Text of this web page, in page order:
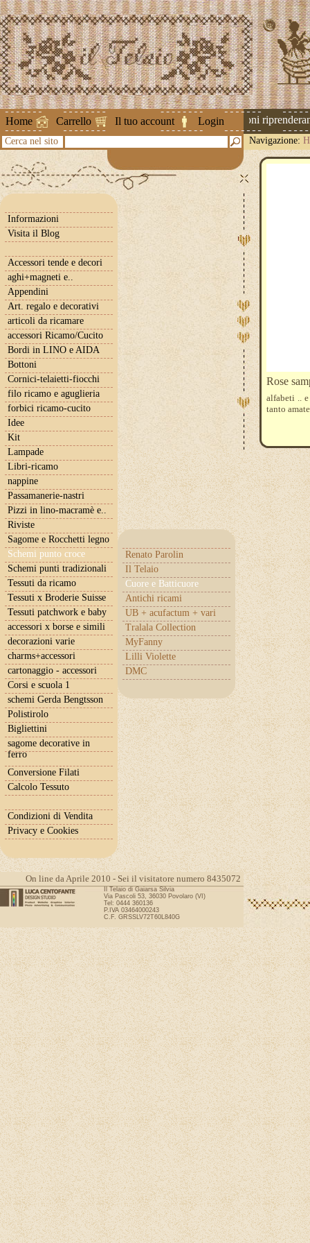
Home Carrello Il tuo account Login
Attenzione ! Le spedizioni
Cerca nel sito Navigazione:
Informazioni
Visita il Blog
Accessori tende e decori
aghi+magneti e..
Appendini
Art. regalo e decorativi
articoli da ricamare
accessori Ricamo/Cucito
Bordi in LINO e AIDA
Bottoni
Cornici-telaietti-fiocchi
filo ricamo e aguglieria
forbici ricamo-cucito
Idee
Kit
Lampade
Libri-ricamo
nappine
Passamanerie-nastri
Pizzi in lino-macramè e..
Riviste
Sagome e Rocchetti legno
Schemi punto croce
Renato Parolin
Il Telaio
Cuore e Batticuore
Antichi ricami
UB + acufactum + vari
Tralala Collection
MyFanny
Lilli Violette
DMC
Schemi punti tradizionali
Tessuti da ricamo
Tessuti x Broderie Suisse
Tessuti patchwork e baby
accessori x borse e simili
decorazioni varie
charms+accessori
cartonaggio - accessori
Corsi e scuola 1
schemi Gerda Bengtsson
Polistirolo
Bigliettini
sagome decorative in
ferro
Conversione Filati
Calcolo Tessuto
Condizioni di Vendita
Privacy e Cookies
Rose
alfabeti ..
tanto
On line da Aprile 2010 - Sei il visitatore numero 8435072
Il Telaio di Gaiarsa Silvia
Via Pascoli 53, 36030 Povolaro (VI)
Tel: 0444 360136
P.IVA 03464000243
C.F. GRSSLV72T60L840G